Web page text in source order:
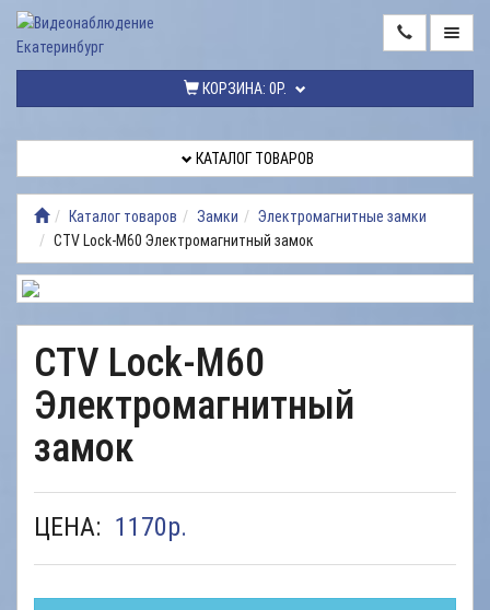
КОРЗИНА: 0Р.
ТОВАРОВ
ВИДЕОНАБЛЮДЕНИЯ
ВИДЕОНАБЛЮДЕНИЯ
ДОСТАВКА
НАШИ
КАТАЛОГ ТОВАРОВ
Каталог товаров Замки
Электромагнитные замки
CTV Lock-M60 Электромагнитный замок
CTV Lock-M60
Электромагнитный
замок
ЦЕНА: 1170р.